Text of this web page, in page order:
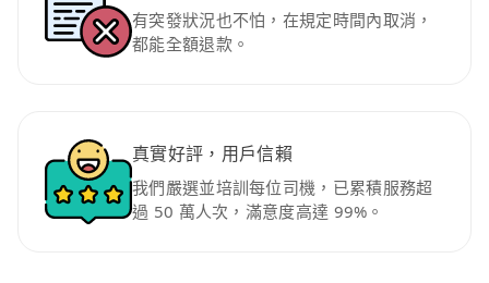
有突發狀況也不怕，在規定時間內取消，
都能全額退款。
真實好評，用戶信賴
我們嚴選並培訓每位司機，已累積服務超
過 50 萬人次，滿意度高達 99%。